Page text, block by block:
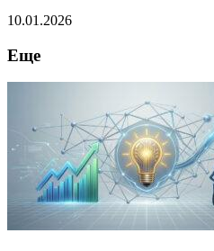
10.01.2026
Еще